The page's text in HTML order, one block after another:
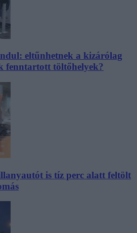
eltűnhetnek a kizárólag
fenntartott töltőhelyek?
is tíz perc alatt feltölt